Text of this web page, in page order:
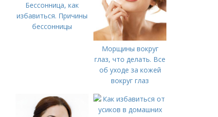
Бессонница, как
избавиться. Причины
бессонницы
Морщины вокруг
глаз, что делать. Все
об уходе за кожей
вокруг глаз